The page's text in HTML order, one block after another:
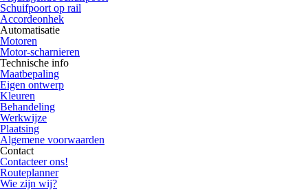
Schuifpoort op rail
Accordeonhek
Automatisatie
Motoren
Motor-scharnieren
Technische info
Maatbepaling
Eigen ontwerp
Kleuren
Behandeling
Werkwijze
Plaatsing
Algemene voorwaarden
Contact
Contacteer ons!
Routeplanner
Wie zijn wij?